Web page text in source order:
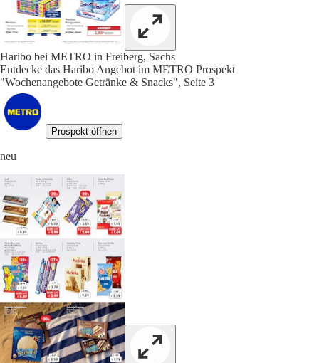
Haribo bei METRO in Freiberg, Sachs
Entdecke das Haribo Angebot im METRO Prospekt
"Wochenangebote Getränke & Snacks", Seite 3
Prospekt öffnen
neu